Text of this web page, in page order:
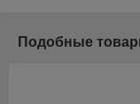
Подобные